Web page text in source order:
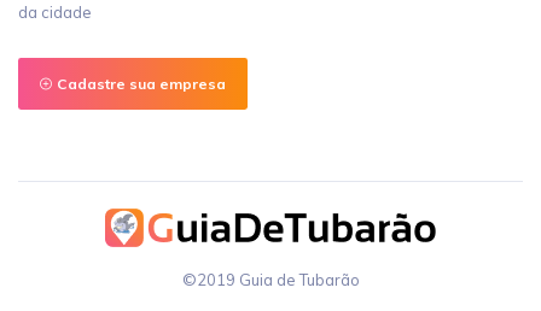
da cidade
Cadastre sua empresa
©2019 Guia de Tubarão